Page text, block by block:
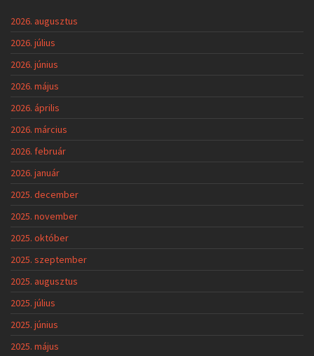
2026. augusztus
2026. július
2026. június
2026. május
2026. április
2026. március
2026. február
2026. január
2025. december
2025. november
2025. október
2025. szeptember
2025. augusztus
2025. július
2025. június
2025. május